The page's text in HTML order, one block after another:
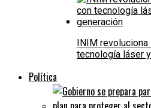
INIM revoluciona
tecnología láser
Política